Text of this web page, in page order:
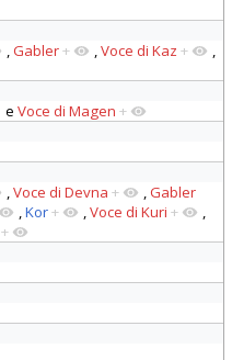
,Gabler+ ,Voce di Kaz +
,
e Voce di Magen +
,Voce di Devna + ,Gabler
,Kor+ ,Voce di Kuri +
,
+